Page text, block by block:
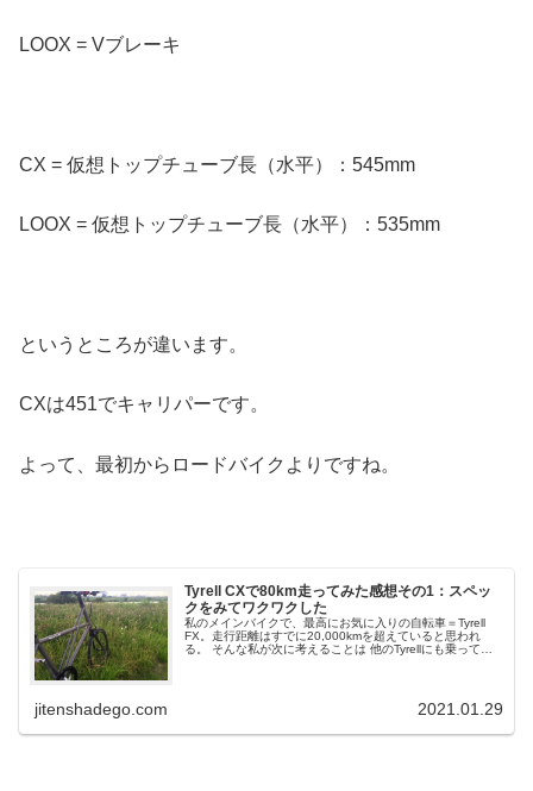
LOOX = Vブレーキ
CX = 仮想トップチューブ長（水平）：545mm
LOOX = 仮想トップチューブ長（水平）：535mm
というところが違います。
CXは451でキャリパーです。
よって、最初からロードバイクよりですね。
Tyrell CXで80km走ってみた感想その1：スペッ
クをみてワクワクした
私のメインバイクで、最高にお気に入りの自転車＝Tyrell
FX。走行距離はすでに20,000kmを超えていると思われ
る。 そんな私が次に考えることは 他のTyrellにも乗ってみ
jitenshadego.com 2021.01.29